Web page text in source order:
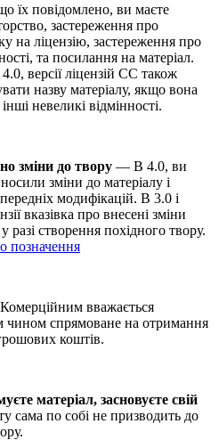
їх повідомлено, ви маєте
застереження про
на ліцензію, застереження про
та посилання на матеріал.
версії ліцензій CC також
назву матеріалу, якщо вона
невеликі відмінності.
зміни до твору — В 4.0, ви
зміни до матеріалу і
модифікацій. В 3.0 і
вказівка про внесені зміни
разі створення похідного твору.
позначення
вважається
чином спрямоване на отримання
коштів.
матеріал, засновуєте свій
сама по собі не призводить до